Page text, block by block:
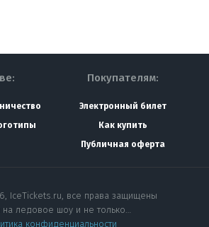
Покупателям:
Электронный билет
Как купить
Публичная оферта
IceTickets.ru, все права защищены
на ледовое шоу и не только…
конфиденциальности